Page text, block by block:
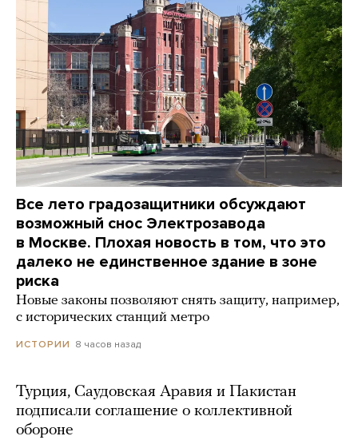
Все лето градозащитники обсуждают
возможный снос Электрозавода
в Москве. Плохая новость в том, что это
далеко не единственное здание в зоне
риска
Новые законы позволяют снять защиту, например,
с исторических станций метро
ИСТОРИИ 8 часов назад
Турция, Саудовская Аравия и Пакистан
подписали соглашение о коллективной
обороне